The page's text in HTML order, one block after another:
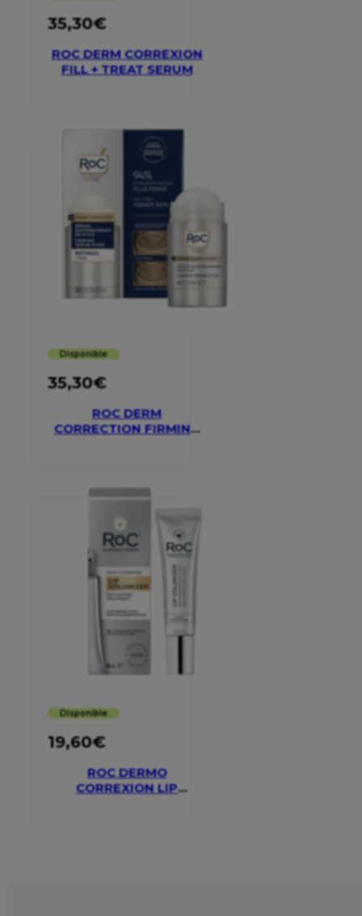
35,30€
ROC DERM CORREXION
FILL + TREAT SERUM
Disponible
35,30€
ROC DERM
CORRECTION FIRMING
Disponible
19,60€
ROC DERMO
CORREXION LIP